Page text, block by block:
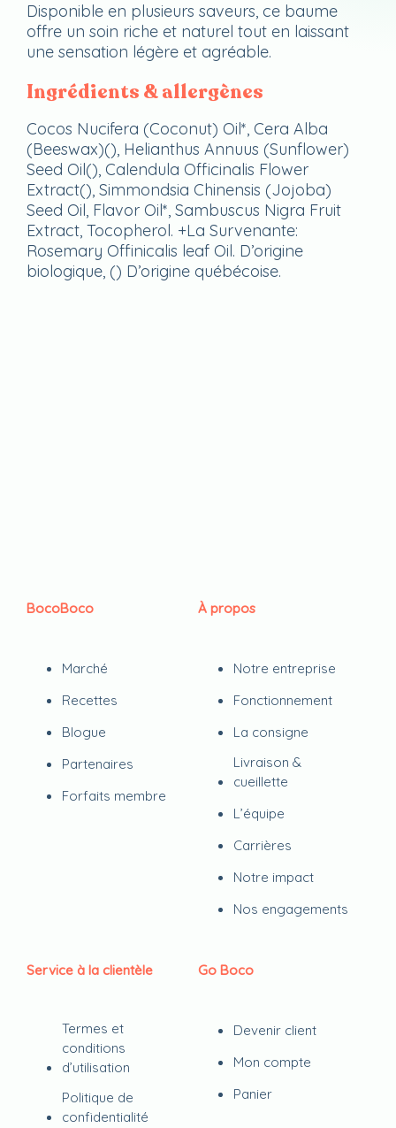
Disponible en plusieurs saveurs, ce baume
offre un soin riche et naturel tout en laissant
une sensation légère et agréable.
Ingrédients & allergènes
Cocos Nucifera (Coconut) Oil*, Cera Alba
(Beeswax)(), Helianthus Annuus (Sunflower)
Seed Oil(), Calendula Officinalis Flower
Extract(), Simmondsia Chinensis (Jojoba)
Seed Oil, Flavor Oil*, Sambuscus Nigra Fruit
Extract, Tocopherol. +La Survenante:
Rosemary Offinicalis leaf Oil. D’origine
biologique, () D’origine québécoise.
BocoBoco
Marché
Recettes
Blogue
Partenaires
Forfaits membre
À propos
Notre entreprise
Fonctionnement
La consigne
Livraison &
cueillette
L’équipe
Carrières
Notre impact
Nos engagements
Service à la clientèle
Termes et
conditions
d’utilisation
Politique de
confidentialité
Go Boco
Devenir client
Mon compte
Panier